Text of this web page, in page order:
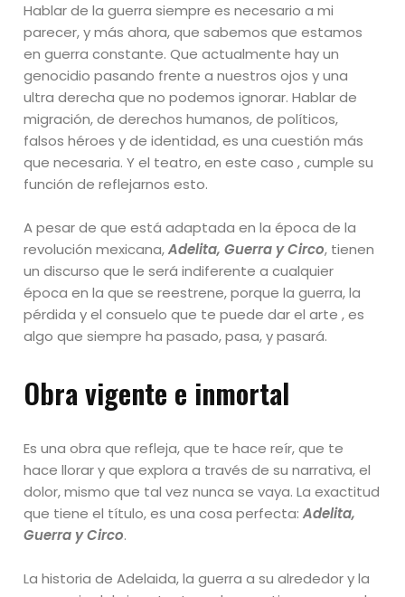
Hablar de la guerra siempre es necesario a mi
parecer, y más ahora, que sabemos que estamos
en guerra constante. Que actualmente hay un
genocidio pasando frente a nuestros ojos y una
ultra derecha que no podemos ignorar. Hablar de
migración, de derechos humanos, de políticos,
falsos héroes y de identidad, es una cuestión más
que necesaria. Y el teatro, en este caso , cumple su
función de reflejarnos esto.
A pesar de que está adaptada en la época de la
revolución mexicana,Adelita, Guerra y Circo, tienen
un discurso que le será indiferente a cualquier
época en la que se reestrene, porque la guerra, la
pérdida y el consuelo que te puede dar el arte , es
algo que siempre ha pasado, pasa, y pasará.
Obra vigente e inmortal
Es una obra que refleja, que te hace reír, que te
hace llorar y que explora a través de su narrativa, el
dolor, mismo que tal vez nunca se vaya. La exactitud
que tiene el título, es una cosa perfecta:Adelita,
Guerra y Circo.
La historia de Adelaida, la guerra a su alrededor y la